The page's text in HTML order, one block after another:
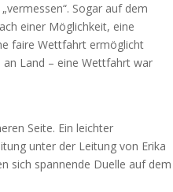
Sogar auf dem
einer Möglichkeit, eine
faire Wettfahrt ermöglicht
an Land – eine Wettfahrt war
Seite. Ein leichter
unter der Leitung von Erika
sich spannende Duelle auf dem